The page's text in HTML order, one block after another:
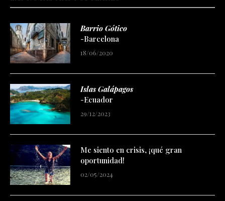
Barrio Gótico
-Barcelona
18/06/2020
Islas Galápagos
-Ecuador
29/12/2023
Me siento en crisis, ¡qué gran
oportunidad!
02/05/2024